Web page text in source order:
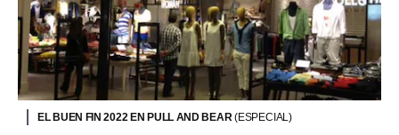
EL BUEN FIN 2022 EN PULL AND BEAR(ESPECIAL)